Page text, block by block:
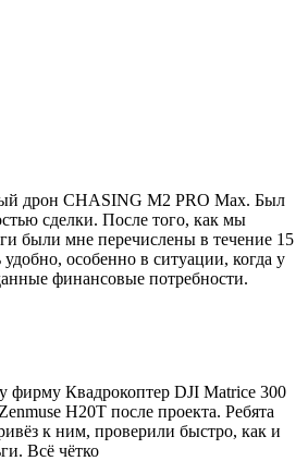
дрон CHASING M2 PRO Max. Был
сделки. После того, как мы
были мне перечислены в течение 15
особенно в ситуации, когда у
финансовые потребности.
фирму Квадрокоптер DJI Matrice 300
H20T после проекта. Ребята
к ним, проверили быстро, как и
Всё чётко